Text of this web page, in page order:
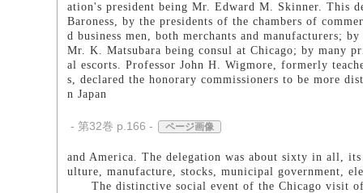
ation's president being Mr. Edward M. Skinner. This
Baroness, by the presidents of the chambers of
d business men, both merchants and manufacturers;
Mr. K. Matsubara being consul at Chicago; by many
al escorts. Professor John H. Wigmore, formerly
s, declared the honorary commissioners to be more
n Japan
- 第32巻 p.166 - ページ画像
and America. The delegation was about sixty in all,
ulture, manufacture, stocks, municipal government,
The distinctive social event of the Chicago visit of